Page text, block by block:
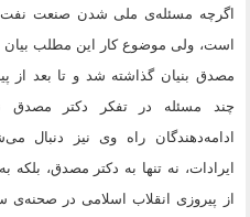
اگرچه مسئله‌ی ملی شدن صنعت نفت
است، ولی موضوع کار این مطلب
مصدق بنیان گذاشته شد و تا بعد از
چند مسئله در تفکر دکتر مصدق
ادامه‌دهندگان راه وی نیز دنبال
ایرادات، نه تنها به دکتر مصدق،
از پیروزی انقلاب اسلامی در صحنه‌ی